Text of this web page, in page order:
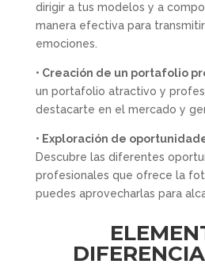
dirigir a tus modelos y a
manera efectiva para
emociones.
• Creación de un portafolio
un portafolio atractivo y
destacarte en el mercado y
• Exploración de
Descubre las diferentes
profesionales que ofrece la
puedes aprovecharlas para